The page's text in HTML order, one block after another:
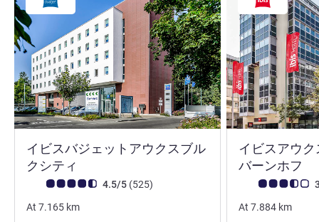
イビスバジェットアウクスブル
クシティ
お客さまの声 (確認済みレビュー アコーホテルズ)
4.5/5 (525件のレビュー
)
At 7.165 km
イビスアウ
バーンホフ
お客さまの声 (
At 7.884 km